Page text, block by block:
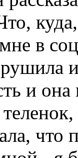
в
и
что